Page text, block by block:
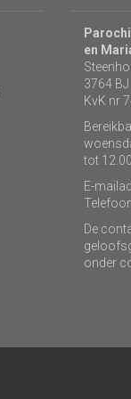
en
3764
KvK nr
tot
E-
De
onder